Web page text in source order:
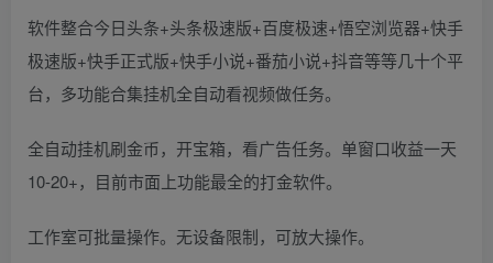
软件整合今日头条+头条极速版+百度极速+悟空浏览器+快手
极速版+快手正式版+快手小说+番茄小说+抖音等等几十个平
台，多功能合集挂机全自动看视频做任务。
全自动挂机刷金币，开宝箱，看广告任务。单窗口收益一天
10-20+，目前市面上功能最全的打金软件。
工作室可批量操作。无设备限制，可放大操作。